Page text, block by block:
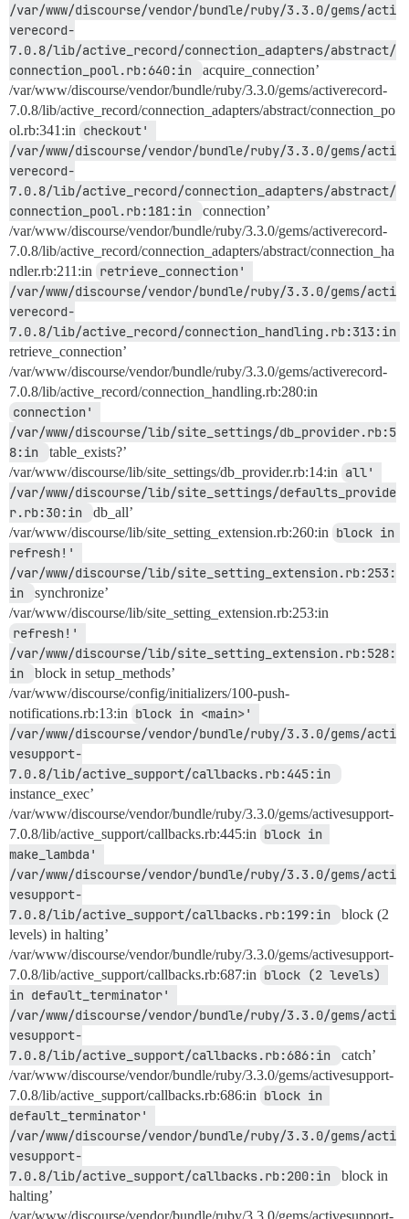
/var/www/discourse/vendor/bundle/ruby/3.3.0/gems/acti
verecord-
7.0.8/lib/active_record/connection_adapters/abstract/
connection_pool.rb:640:in
acquire_connection’
/var/www/discourse/vendor/bundle/ruby/3.3.0/gems/activerecord-
7.0.8/lib/active_record/connection_adapters/abstract/connection_po
ol.rb:341:in checkout'
/var/www/discourse/vendor/bundle/ruby/3.3.0/gems/acti
verecord-
7.0.8/lib/active_record/connection_adapters/abstract/
connection_pool.rb:181:in
connection’
/var/www/discourse/vendor/bundle/ruby/3.3.0/gems/activerecord-
7.0.8/lib/active_record/connection_adapters/abstract/connection_ha
ndler.rb:211:in retrieve_connection'
/var/www/discourse/vendor/bundle/ruby/3.3.0/gems/acti
verecord-
retrieve_connection’
/var/www/discourse/vendor/bundle/ruby/3.3.0/gems/activerecord-
7.0.8/lib/active_record/connection_handling.rb:280:in
connection'
/var/www/discourse/lib/site_settings/db_provider.rb:5
8:in
table_exists?’
/var/www/discourse/lib/site_settings/db_provider.rb:14:in all'
/var/www/discourse/lib/site_settings/defaults_provide
r.rb:30:in
db_all’
/var/www/discourse/lib/site_setting_extension.rb:260:in block in
refresh!'
/var/www/discourse/lib/site_setting_extension.rb:253:
in
synchronize’
/var/www/discourse/lib/site_setting_extension.rb:253:in
refresh!'
/var/www/discourse/lib/site_setting_extension.rb:528:
in
block in setup_methods’
/var/www/discourse/config/initializers/100-push-
notifications.rb:13:in block in <main>'
/var/www/discourse/vendor/bundle/ruby/3.3.0/gems/acti
vesupport-
instance_exec’
/var/www/discourse/vendor/bundle/ruby/3.3.0/gems/activesupport-
7.0.8/lib/active_support/callbacks.rb:445:in block in
make_lambda'
/var/www/discourse/vendor/bundle/ruby/3.3.0/gems/acti
vesupport-
7.0.8/lib/active_support/callbacks.rb:199:in
block (2
levels) in halting’
/var/www/discourse/vendor/bundle/ruby/3.3.0/gems/activesupport-
7.0.8/lib/active_support/callbacks.rb:687:in block (2 levels)
in default_terminator'
/var/www/discourse/vendor/bundle/ruby/3.3.0/gems/acti
vesupport-
7.0.8/lib/active_support/callbacks.rb:686:in
catch’
/var/www/discourse/vendor/bundle/ruby/3.3.0/gems/activesupport-
7.0.8/lib/active_support/callbacks.rb:686:in block in
default_terminator'
/var/www/discourse/vendor/bundle/ruby/3.3.0/gems/acti
vesupport-
7.0.8/lib/active_support/callbacks.rb:200:in
block in
halting’
/var/www/discourse/vendor/bundle/ruby/3.3.0/gems/activesupport-